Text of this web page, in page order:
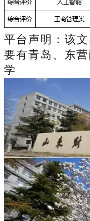
平台声明：该
要有青岛、东
学